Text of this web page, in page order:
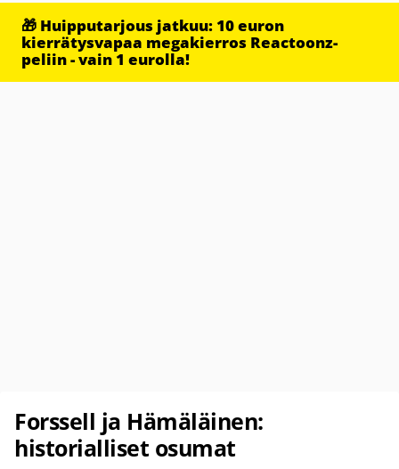
🎁 Huipputarjous jatkuu: 10 euron
kierrätysvapaa megakierros Reactoonz-
peliin - vain 1 eurolla!
Forssell ja Hämäläinen:
historialliset osumat